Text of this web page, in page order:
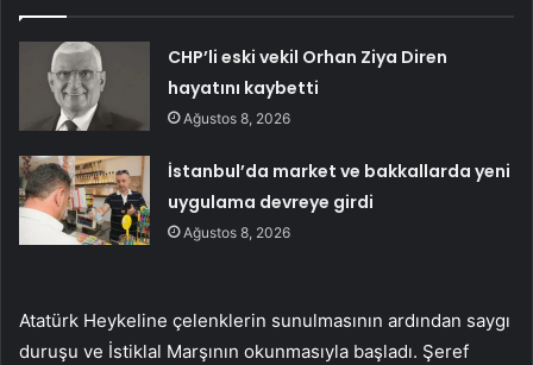
CHP’li eski vekil Orhan Ziya Diren
hayatını kaybetti
Ağustos 8, 2026
İstanbul’da market ve bakkallarda yeni
uygulama devreye girdi
Ağustos 8, 2026
Atatürk Heykeline çelenklerin sunulmasının ardından saygı
duruşu ve İstiklal Marşının okunmasıyla başladı. Şeref